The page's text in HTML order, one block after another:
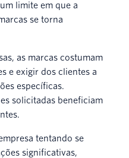
limite em que a
se torna
as marcas costumam
e exigir dos clientes a
específicas.
solicitadas beneficiam
tentando se
significativas,